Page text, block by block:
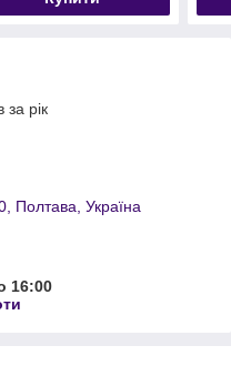
за рік
Полтава, Україна
16:00